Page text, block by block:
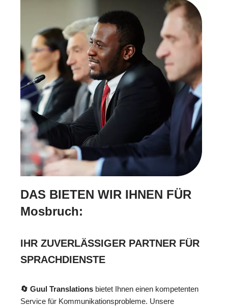
DAS BIETEN WIR IHNEN FÜR
Mosbruch:
IHR ZUVERLÄSSIGER PARTNER FÜR
SPRACHDIENSTE
🔄 Guul Translations bietet Ihnen einen kompetenten
Service für Kommunikationsprobleme. Unsere